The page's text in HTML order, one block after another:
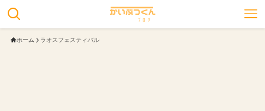
ホーム ラオスフェスティバル